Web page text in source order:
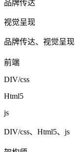
品牌传达
视觉呈现
品牌传达、视觉呈现
前端
DIV/css
Html5
js
DIV/css、Html5、js